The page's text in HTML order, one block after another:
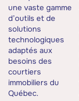
une vaste gamme
d’outils et de
solutions
technologiques
adaptés aux
besoins des
courtiers
immobiliers du
Québec.